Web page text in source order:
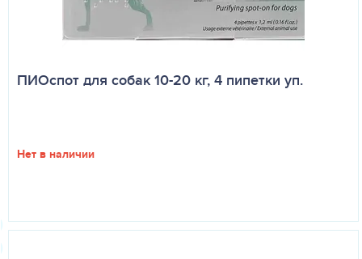
ПИОспот для собак 10-20 кг, 4 пипетки уп.
Нет в наличии